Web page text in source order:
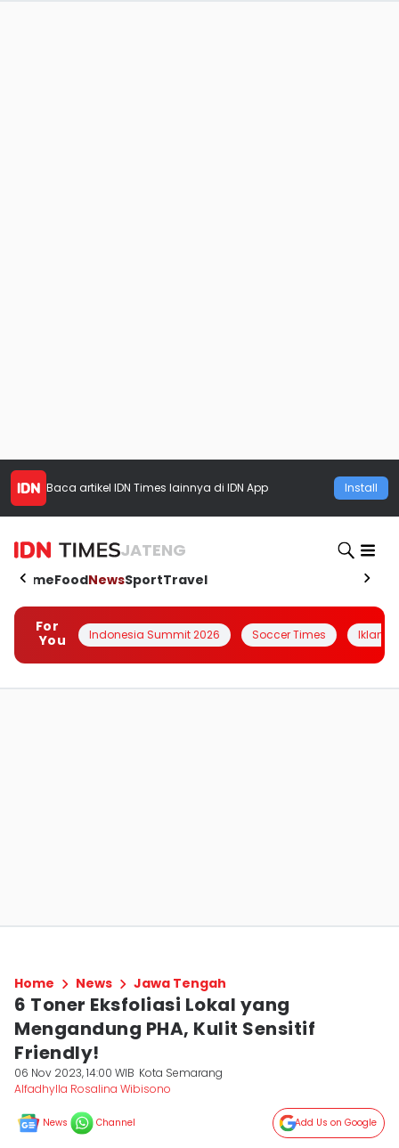
Baca artikel IDN Times lainnya di IDN App Install
JATENG
HomeFoodNewsSportTravel
For
You
Indonesia Summit 2026 Soccer Times Iklanin
Home News Jawa Tengah
6 Toner Eksfoliasi Lokal yang
Mengandung PHA, Kulit Sensitif
Friendly!
06 Nov 2023, 14:00 WIB Kota Semarang
Alfadhylla Rosalina Wibisono
News Channel Add Us on Google